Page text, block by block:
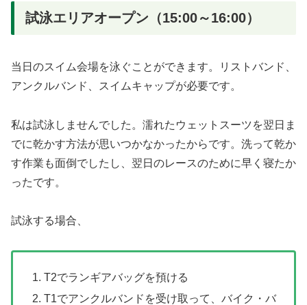
試泳エリアオープン（15:00～16:00）
当日のスイム会場を泳ぐことができます。リストバンド、
アンクルバンド、スイムキャップが必要です。
私は試泳しませんでした。濡れたウェットスーツを翌日ま
でに乾かす方法が思いつかなかったからです。洗って乾か
す作業も面倒でしたし、翌日のレースのために早く寝たか
ったです。
試泳する場合、
T2でランギアバッグを預ける
T1でアンクルバンドを受け取って、バイク・バ